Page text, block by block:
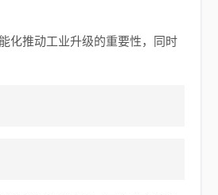
化推动工业升级的重要性，同时